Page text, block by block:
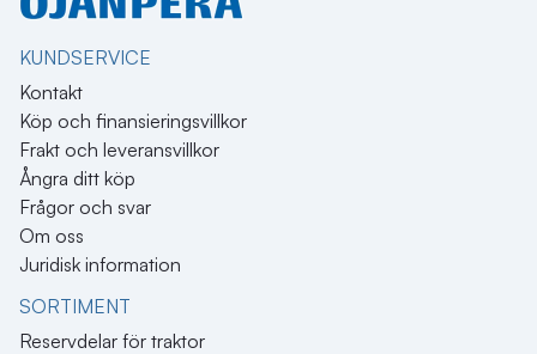
KUNDSERVICE
Kontakt
Köp och finansieringsvillkor
Frakt och leveransvillkor
Ångra ditt köp
Frågor och svar
Om oss
Juridisk information
SORTIMENT
Reservdelar för traktor